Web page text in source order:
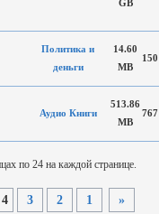
GB
Политика и
деньги
14.60
MB
150
Аудио Книги
513.86
MB
767
по 24 на каждой странице.
4 3 2 1 »